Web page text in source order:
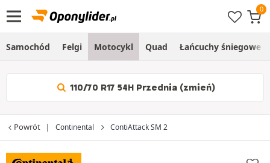
Samochód Felgi Motocykl Quad Łańcuchy śniegowe
110/70 R17 54H Przednia (zmień)
Powrót Continental ContiAttack SM 2